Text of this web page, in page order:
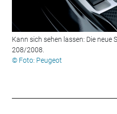
Kann sich sehen lassen: Die neue
208/2008.
© Foto: Peugeot